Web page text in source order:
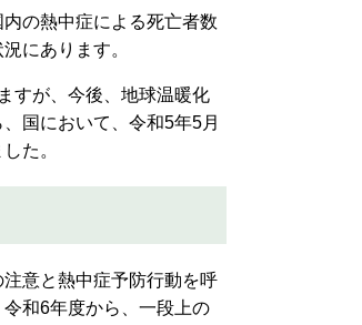
の熱中症による死亡者数
にあります。
すが、今後、地球温暖化
国において、令和5年5月
た。
意と熱中症予防行動を呼
和6年度から、一段上の